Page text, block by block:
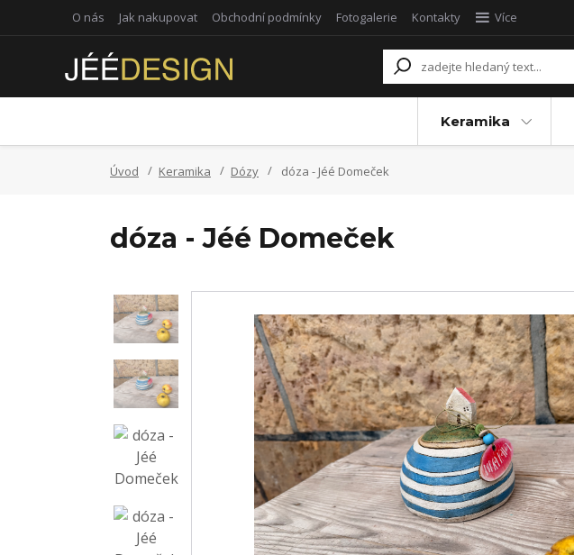
O nás Jak nakupovat Obchodní podmínky Fotogalerie Kontakty Více
Keramika
Úvod Keramika Dózy dóza - Jéé Domeček
dóza - Jéé Domeček